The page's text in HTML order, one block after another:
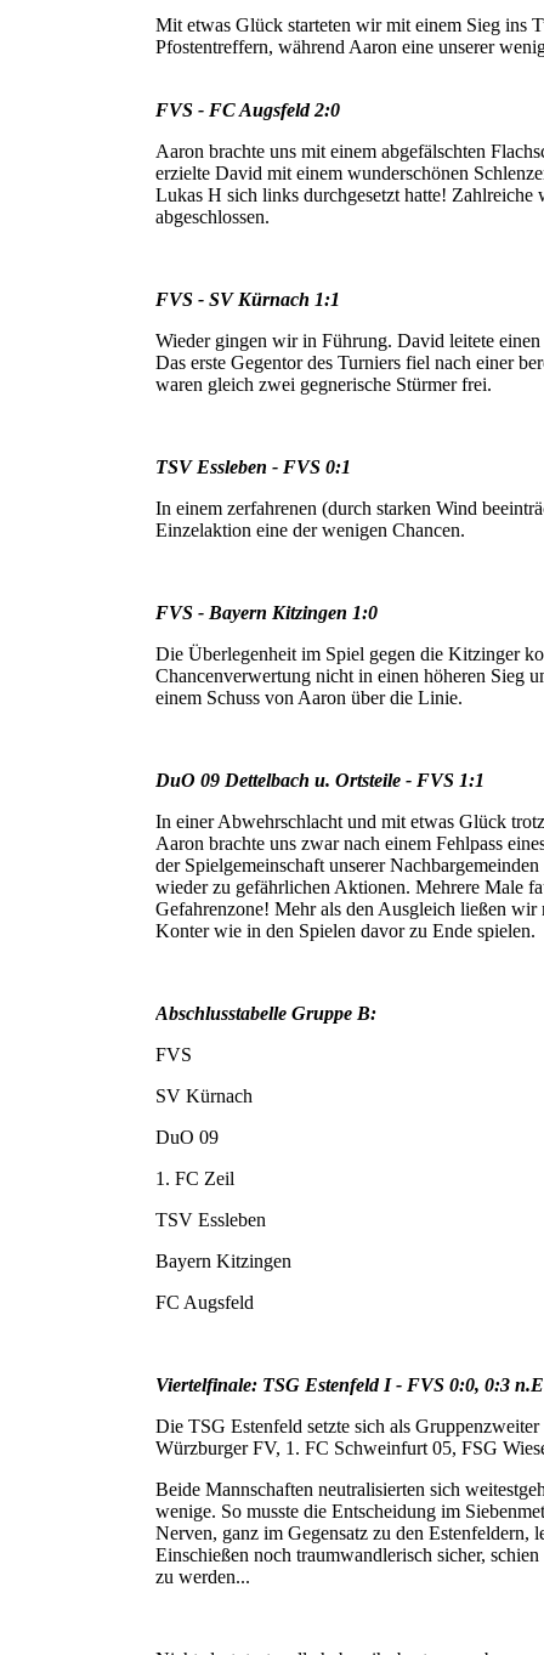
Mit etwas Glück starteten wir mit einem Sieg ins
Pfostentreffern, während Aaron eine unserer
FVS - FC Augsfeld 2:0
Aaron brachte uns mit einem abgefälschten
erzielte David mit einem wunderschönen
Lukas H sich links durchgesetzt hatte!
abgeschlossen.
FVS - SV Kürnach 1:1
Wieder gingen wir in Führung. David leitete
Das erste Gegentor des Turniers fiel nach einer
waren gleich zwei gegnerische Stürmer frei.
TSV Essleben - FVS 0:1
In einem zerfahrenen (durch starken Wind
Einzelaktion eine der wenigen Chancen.
FVS - Bayern Kitzingen 1:0
Die Überlegenheit im Spiel gegen die Kitzinger
Chancenverwertung nicht in einen höheren Sieg
einem Schuss von Aaron über die Linie.
DuO 09 Dettelbach u. Ortsteile - FVS 1:1
In einer Abwehrschlacht und mit etwas Glück
Aaron brachte uns zwar nach einem Fehlpass
der Spielgemeinschaft unserer
wieder zu gefährlichen Aktionen. Mehrere Male
Gefahrenzone! Mehr als den Ausgleich ließen
Konter wie in den Spielen davor zu Ende spielen.
Abschlusstabelle Gruppe B:
FVS
SV Kürnach
DuO 09
1. FC Zeil
TSV Essleben
Bayern Kitzingen
FC Augsfeld
Viertelfinale: TSG Estenfeld I - FVS 0:0, 0:3
Die TSG Estenfeld setzte sich als
Würzburger FV, 1. FC Schweinfurt 05, FSG
Beide Mannschaften neutralisierten sich
wenige. So musste die Entscheidung im
Nerven, ganz im Gegensatz zu den
Einschießen noch traumwandlerisch sicher,
zu werden...